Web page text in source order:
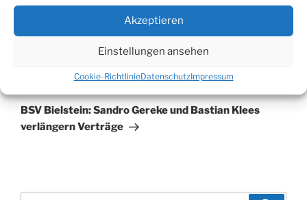
Akzeptieren
Einstellungen ansehen
Cookie-RichtlinieDatenschutzImpressum
Beitragsnavigation
Vorheriger
ZURÜCK
Band „Obst & Gemüse“ vor dem Haus Kranenberg
Beitrag
BSV Bielstein: Sandro Gereke und Bastian Klees
verlängern Verträge